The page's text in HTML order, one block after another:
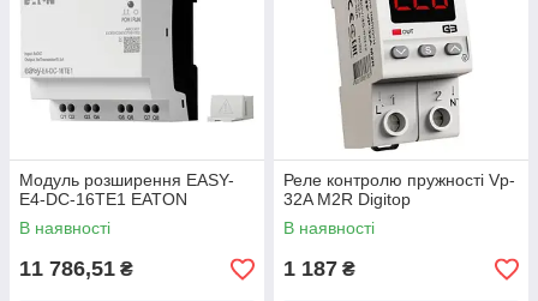
Модуль розширення EASY-
E4-DC-16TE1 EATON
В наявності
11 786,51 ₴
Реле контролю пружності Vp-
32A M2R Digitop
В наявності
1 187 ₴